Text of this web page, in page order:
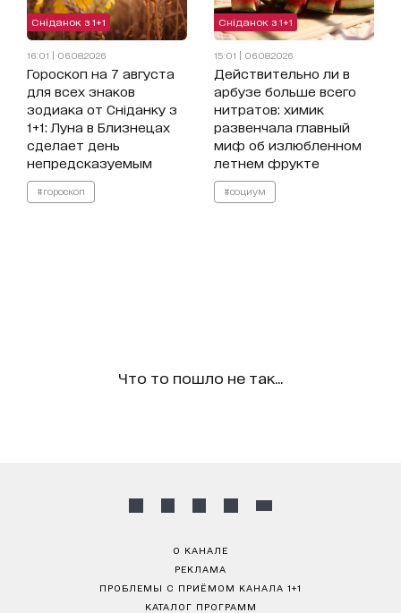
Сніданок з 1+1
16:01 | 06.08.2026
Гороскоп на 7 августа
для всех знаков
зодиака от Сніданку з
1+1: Луна в Близнецах
сделает день
непредсказуемым
#гороскоп
Сніданок з 1+1
15:01 | 06.08.2026
Действительно ли в
арбузе больше всего
нитратов: химик
развенчала главный
миф об излюбленном
летнем фрукте
#социум
Что то пошло не так...
О КАНАЛЕ
РЕКЛАМА
ПРОБЛЕМЫ С ПРИЁМОМ КАНАЛА 1+1
КАТАЛОГ ПРОГРАММ